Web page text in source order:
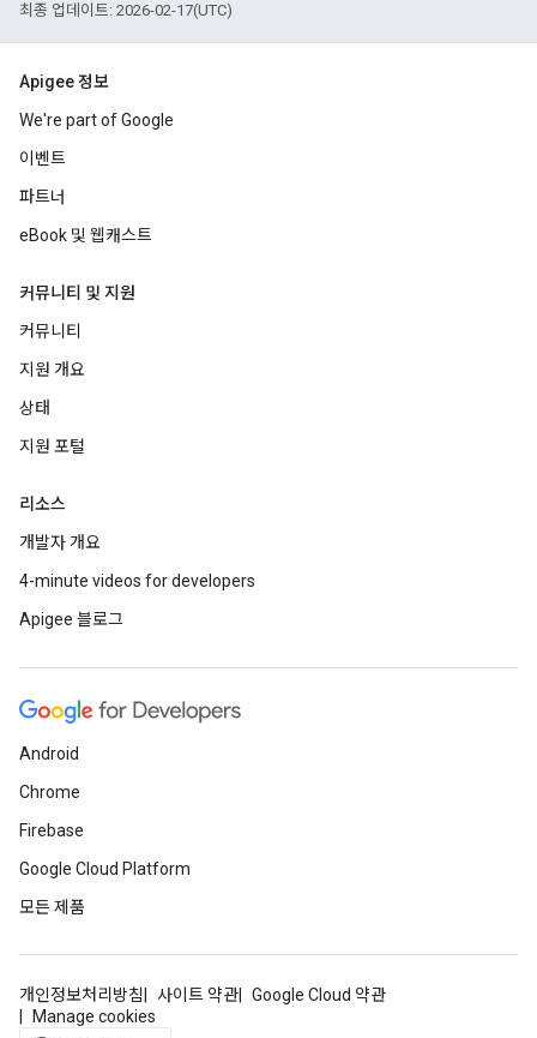
최종 업데이트: 2026-02-17(UTC)
Apigee 정보
We're part of Google
이벤트
파트너
eBook 및 웹캐스트
커뮤니티 및 지원
커뮤니티
지원 개요
상태
지원 포털
리소스
개발자 개요
4-minute videos for developers
Apigee 블로그
Android
Chrome
Firebase
Google Cloud Platform
모든 제품
개인정보처리방침 사이트 약관
Google Cloud 약관
Manage cookies